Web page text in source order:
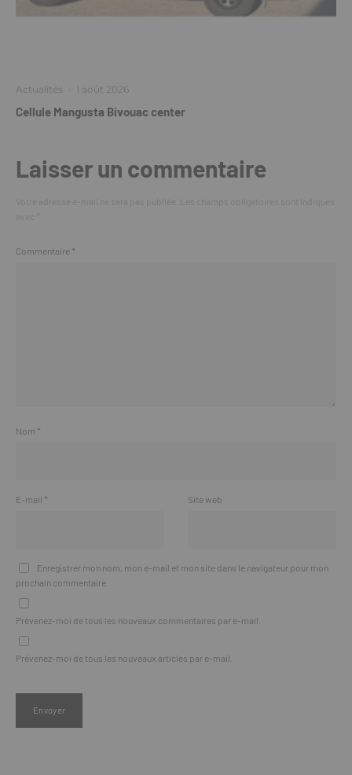
Actualités · 1 août 2026
Cellule Mangusta Bivouac center
Laisser un commentaire
Commentaire *
Nom *
E-mail * Site web
Enregistrer mon nom, mon e-mail et mon site dans le navigateur pour mon
prochain commentaire.
Prévenez-moi de tous les nouveaux commentaires par e-mail.
Prévenez-moi de tous les nouveaux articles par e-mail.